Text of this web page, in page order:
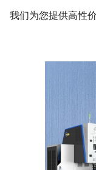
我们为您提供高性